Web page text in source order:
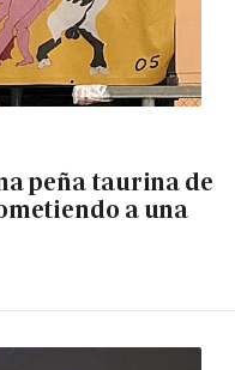
peña taurina de
a una